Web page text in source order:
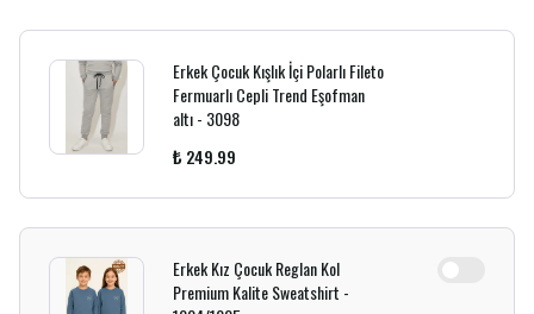
Erkek Çocuk Kışlık İçi Polarlı Fileto
Fermuarlı Cepli Trend Eşofman
altı - 3098
₺ 249.99
Erkek Kız Çocuk Reglan Kol
Premium Kalite Sweatshirt -